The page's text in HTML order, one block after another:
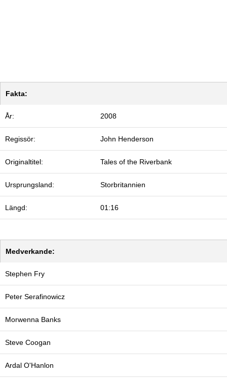
Fakta:
År: 2008
Regissör: John Henderson
Originaltitel: Tales of the Riverbank
Ursprungsland: Storbritannien
Längd: 01:16
Medverkande:
Stephen Fry
Peter Serafinowicz
Morwenna Banks
Steve Coogan
Ardal O'Hanlon